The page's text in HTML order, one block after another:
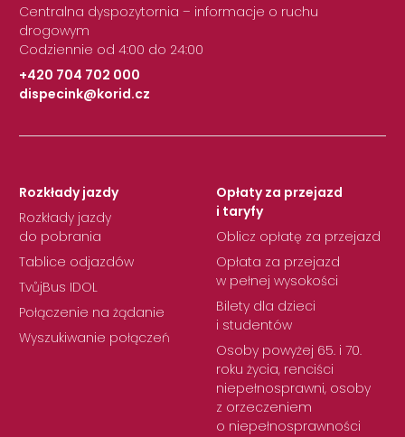
Centralna dyspozytornia – informacje o ruchu
drogowym
Codziennie od 4:00 do 24:00
+420 704 702 000
|
dispecink@korid.cz
Rozkłady jazdy
Rozkłady jazdy
do pobrania
Tablice odjazdów
TvůjBus IDOL
Połączenie na żądanie
Wyszukiwanie połączeń
Opłaty za przejazd
i taryfy
Oblicz opłatę za przejazd
Opłata za przejazd
w pełnej wysokości
Bilety dla dzieci
i studentów
Osoby powyżej 65. i 70.
roku życia, renciści
niepełnosprawni, osoby
z orzeczeniem
o niepełnosprawności